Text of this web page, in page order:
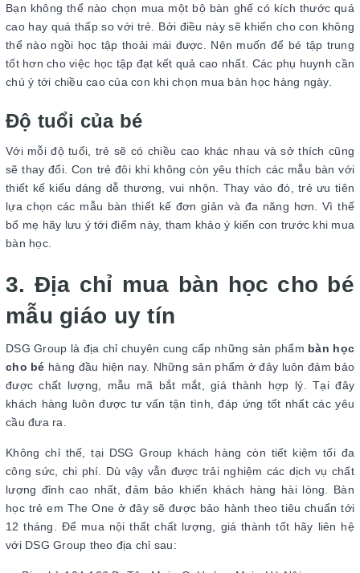
Bạn không thể nào chọn mua một bộ bàn ghế có kích thước quá
cao hay quá thấp so với trẻ. Bởi điều này sẽ khiến cho con không
thể nào ngồi học tập thoải mái được. Nên muốn để bé tập trung
tốt hơn cho việc học tập đạt kết quả cao nhất. Các phụ huynh cần
chú ý tới chiều cao của con khi chọn mua bàn học hàng ngày.
Độ tuổi của bé
Với mỗi độ tuổi, trẻ sẽ có chiều cao khác nhau và sở thích cũng
sẽ thay đổi. Con trẻ đôi khi không còn yêu thích các mẫu bàn với
thiết kế kiểu dáng dễ thương, vui nhộn. Thay vào đó, trẻ ưu tiên
lựa chọn các mẫu bàn thiết kế đơn giản và đa năng hơn. Vì thế
bố mẹ hãy lưu ý tới điểm này, tham khảo ý kiến con trước khi mua
bàn học.
3. Địa chỉ mua bàn học cho bé
mẫu giáo uy tín
DSG Group là địa chỉ chuyên cung cấp những sản phẩm bàn học
cho bé hàng đầu hiện nay. Những sản phẩm ở đây luôn đảm bảo
được chất lượng, mẫu mã bắt mắt, giá thành hợp lý. Tại đây
khách hàng luôn được tư vấn tận tình, đáp ứng tốt nhất các yêu
cầu đưa ra.
Không chỉ thế, tại DSG Group khách hàng còn tiết kiệm tối đa
công sức, chi phí. Dù vậy vẫn được trải nghiệm các dịch vụ chất
lượng đỉnh cao nhất, đảm bảo khiến khách hàng hài lòng. Bàn
học trẻ em The One ở đây sẽ được bảo hành theo tiêu chuẩn tới
12 tháng. Để mua nội thất chất lượng, giá thành tốt hãy liên hệ
với DSG Group theo địa chỉ sau: